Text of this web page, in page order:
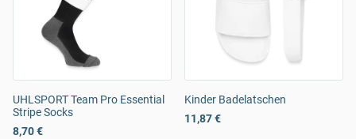
UHLSPORT Team Pro Essential
Stripe Socks
8,70 €
Kinder Badelatschen
11,87 €